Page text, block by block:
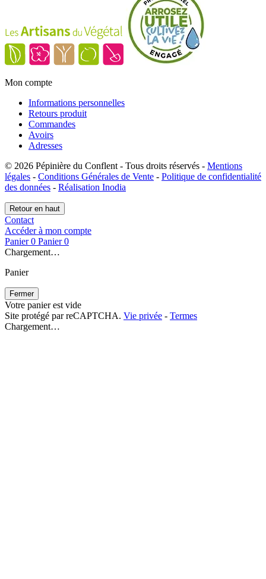
Mon compte
Informations personnelles
Retours produit
Commandes
Avoirs
Adresses
© 2026 Pépinière du Conflent - Tous droits réservés - Mentions
légales - Conditions Générales de Vente - Politique de confidentialité
des données - Réalisation Inodia
Retour en haut
Contact
Accéder à mon compte
Panier 0 Panier 0
Chargement…
Panier
Fermer
Votre panier est vide
Site protégé par reCAPTCHA. Vie privée - Termes
Chargement…